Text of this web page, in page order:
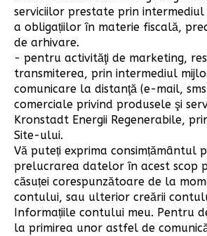
serviciilor prestate prin
a obligațiilor în materie fiscală,
de arhivare.
- pentru activităţi de marketing,
transmiterea, prin intermediul
comunicare la distanţă (e-mail,
comerciale privind produsele şi
Kronstadt Energii Regenerabile,
Site-ului.
Vă puteți exprima consimțământul
prelucrarea datelor în acest scop
căsuței corespunzătoare de la
contului, sau ulterior creării
Informațiile contului meu. Pentru
la primirea unor astfel de